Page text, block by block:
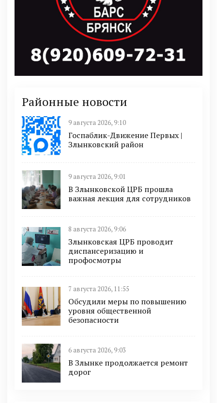
Районные новости
9 августа 2026, 9:10
Госпаблик-Движение Первых |
Злынковский район
9 августа 2026, 9:01
В Злынковской ЦРБ прошла
важная лекция для сотрудников
8 августа 2026, 9:06
Злынковская ЦРБ проводит
диспансеризацию и
профосмотры
7 августа 2026, 11:55
Обсудили меры по повышению
уровня общественной
безопасности
6 августа 2026, 9:03
В Злынке продолжается ремонт
дорог